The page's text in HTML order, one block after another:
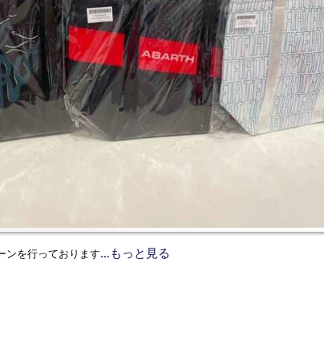
ンを行っております…もっと見る